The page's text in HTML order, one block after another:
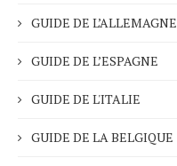
GUIDE DE L’ALLEMAGNE
GUIDE DE L’ESPAGNE
GUIDE DE L'ITALIE
GUIDE DE LA BELGIQUE